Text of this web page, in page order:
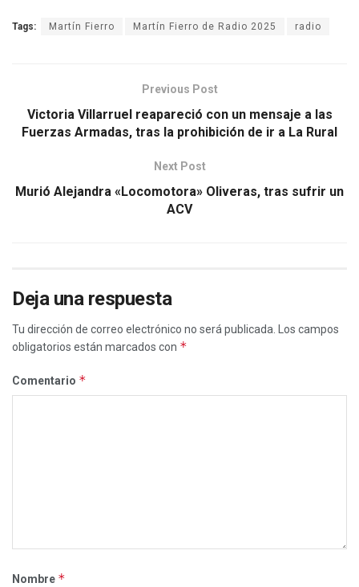
Tags: Martín Fierro Martín Fierro de Radio 2025 radio
Previous Post
Victoria Villarruel reapareció con un mensaje a las
Fuerzas Armadas, tras la prohibición de ir a La Rural
Next Post
Murió Alejandra «Locomotora» Oliveras, tras sufrir un
ACV
Deja una respuesta
Tu dirección de correo electrónico no será publicada.
Los campos
obligatorios están marcados con *
Comentario *
Nombre *